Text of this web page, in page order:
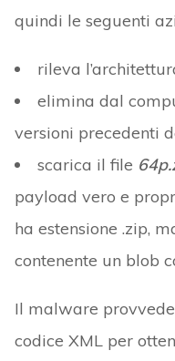
quindi le seguenti
rileva
elimina dal
versioni precedenti
scarica il file
payload vero e
ha estensione .zip,
contenente un blob
Il malware
codice XML per